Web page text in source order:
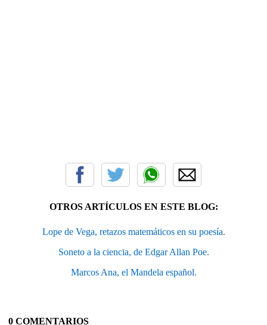
OTROS ARTÍCULOS EN ESTE BLOG:
Lope de Vega, retazos matemáticos en su poesía.
Soneto a la ciencia, de Edgar Allan Poe.
Marcos Ana, el Mandela español.
0 COMENTARIOS